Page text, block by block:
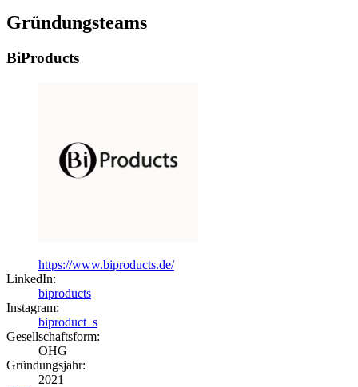
Gründungsteams
BiProducts
https://www.biproducts.de/
LinkedIn:
biproducts
Instagram:
biproduct_s
Gesellschaftsform:
OHG
Gründungsjahr:
2021